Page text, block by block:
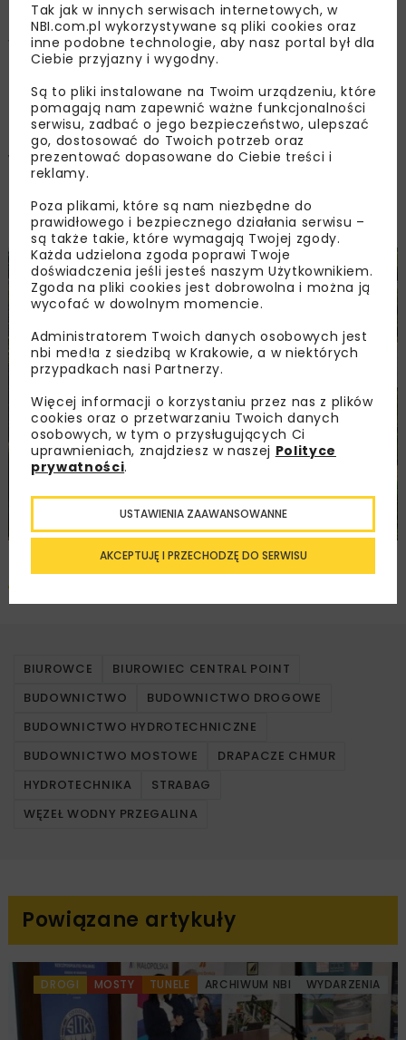
Węzeł wodny Przegalina w Gdańsku i biurowiec
Central Point w Warszawie to dwie kolejne
ciekawe realizacje firmy STRABAG. Pierwsza z
obszaru budownictwa hydrotechnicznego,
druga – komercyjnego. Obie interesujące pod
względem projektowym i wykonawczym.
Realizowane zadania pokazują, że firma jest
przygotowana do stawiania czoła wyzwaniom
dynamicznie rozwijającego się rynku.
Pobierz artykuł PDF
BIUROWCE
BIUROWIEC CENTRAL POINT
BUDOWNICTWO
BUDOWNICTWO DROGOWE
BUDOWNICTWO HYDROTECHNICZNE
BUDOWNICTWO MOSTOWE
DRAPACZE CHMUR
HYDROTECHNIKA
STRABAG
WĘZEŁ WODNY PRZEGALINA
Powiązane artykuły
DROGI MOSTY TUNELE ARCHIWUM NBI WYDARZENIA
Tak jak w innych serwisach internetowych, w
NBI.com.pl wykorzystywane są pliki cookies oraz
inne podobne technologie, aby nasz portal był dla
Ciebie przyjazny i wygodny.
Są to pliki instalowane na Twoim urządzeniu, które
pomagają nam zapewnić ważne funkcjonalności
serwisu, zadbać o jego bezpieczeństwo, ulepszać
go, dostosować do Twoich potrzeb oraz
prezentować dopasowane do Ciebie treści i
reklamy.
Poza plikami, które są nam niezbędne do
prawidłowego i bezpiecznego działania serwisu –
są także takie, które wymagają Twojej zgody.
Każda udzielona zgoda poprawi Twoje
doświadczenia jeśli jesteś naszym Użytkownikiem.
Zgoda na pliki cookies jest dobrowolna i można ją
wycofać w dowolnym momencie.
Administratorem Twoich danych osobowych jest
nbi med!a z siedzibą w Krakowie, a w niektórych
przypadkach nasi Partnerzy.
Więcej informacji o korzystaniu przez nas z plików
cookies oraz o przetwarzaniu Twoich danych
osobowych, w tym o przysługujących Ci
uprawnieniach, znajdziesz w naszej Polityce
prywatności.
AKCEPTUJĘ I PRZECHODZĘ DO SERWISU
USTAWIENIA ZAAWANSOWANNE